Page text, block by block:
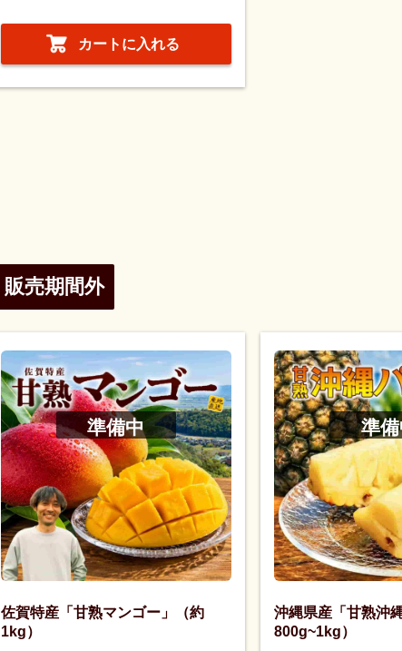
カートに入れる
販売期間外
準備中
佐賀特産「甘熟マンゴー」（約
1kg）
準
沖縄県産「甘熟沖
800g~1kg）